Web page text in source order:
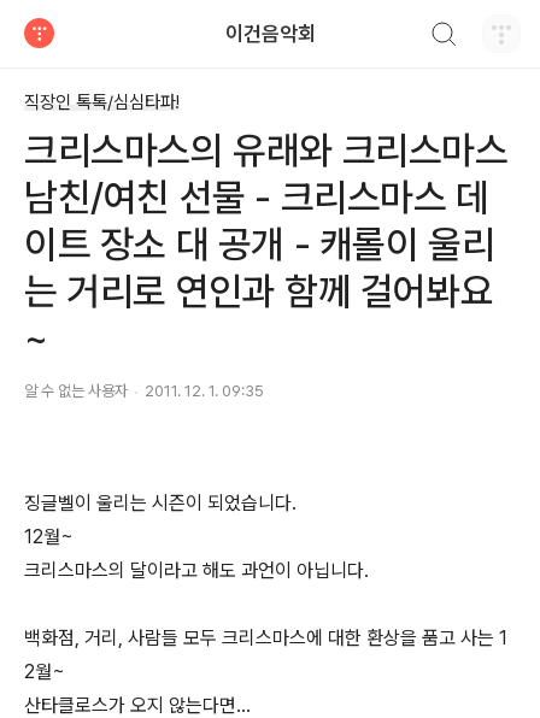
이건음악회
직장인 톡톡/심심타파!
크리스마스의 유래와 크리스마스
남친/여친 선물 - 크리스마스 데
이트 장소 대 공개 - 캐롤이 울리
는 거리로 연인과 함께 걸어봐요
~
알 수 없는 사용자 2011. 12. 1. 09:35
징글벨이 울리는 시즌이 되었습니다.
12월~
크리스마스의 달이라고 해도 과언이 아닙니다.
백화점, 거리, 사람들 모두 크리스마스에 대한 환상을 품고 사는 1
2월~
산타클로스가 오지 않는다면...